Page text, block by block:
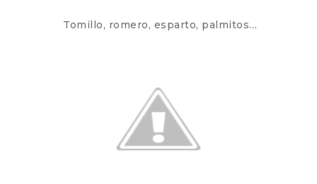
Tomillo, romero, esparto, palmitos…